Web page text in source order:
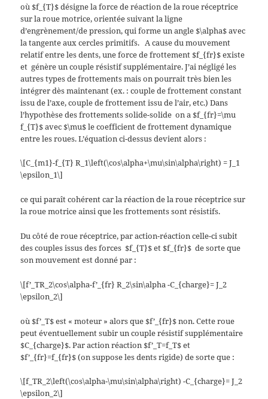
où $f_{T}$ désigne la force de réaction de la roue réceptrice
sur la roue motrice, orientée suivant la ligne
d’engrènement/de pression, qui forme un angle $\alpha$ avec
la tangente aux cercles primitifs. A cause du mouvement
relatif entre les dents, une force de frottement $f_{fr}$ existe
et génère un couple résistif supplémentaire. J’ai négligé les
autres types de frottements mais on pourrait très bien les
intégrer dès maintenant (ex. : couple de frottement constant
issu de l’axe, couple de frottement issu de l’air, etc.) Dans
l’hypothèse des frottements solide-solide on a $f_{fr}=\mu
f_{T}$ avec $\mu$ le coefficient de frottement dynamique
entre les roues. L’équation ci-dessus devient alors :
\[C_{m1}-f_{T} R_1\left(\cos\alpha+\mu\sin\alpha\right) = J_1
\epsilon_1\]
ce qui paraît cohérent car la réaction de la roue réceptrice sur
la roue motrice ainsi que les frottements sont résistifs.
Du côté de roue réceptrice, par action-réaction celle-ci subit
des couples issus des forces $f_{T}$ et $f_{fr}$ de sorte que
son mouvement est donné par :
\[f’_TR_2\cos\alpha-f’_{fr} R_2\sin\alpha -C_{charge}= J_2
\epsilon_2\]
où $f’_T$ est « moteur » alors que $f’_{fr}$ non. Cette roue
peut éventuellement subir un couple résistif supplémentaire
$C_{charge}$. Par action réaction $f’_T=f_T$ et
$f’_{fr}=f_{fr}$ (on suppose les dents rigide) de sorte que :
\[f_TR_2\left(\cos\alpha-\mu\sin\alpha\right) -C_{charge}= J_2
\epsilon_2\]